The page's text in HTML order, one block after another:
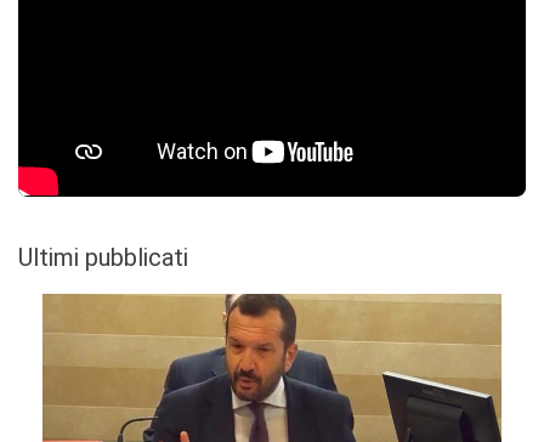
Ultimi pubblicati